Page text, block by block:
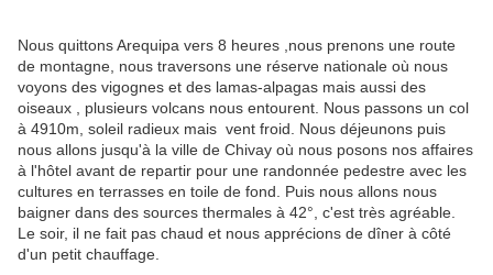
Nous quittons Arequipa vers 8 heures ,nous prenons une route
de montagne, nous traversons une réserve nationale où nous
voyons des vigognes et des lamas-alpagas mais aussi des
oiseaux , plusieurs volcans nous entourent. Nous passons un col
à 4910m, soleil radieux mais vent froid. Nous déjeunons puis
nous allons jusqu'à la ville de Chivay où nous posons nos affaires
à l'hôtel avant de repartir pour une randonnée pedestre avec les
cultures en terrasses en toile de fond. Puis nous allons nous
baigner dans des sources thermales à 42°, c'est très agréable.
Le soir, il ne fait pas chaud et nous apprécions de dîner à côté
d'un petit chauffage.